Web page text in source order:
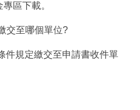
區下載。
交至哪個單位?
件規定繳交至申請書收件單